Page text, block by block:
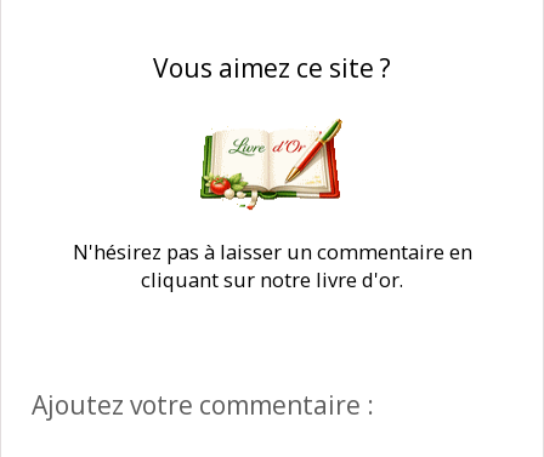
Vous aimez ce site ?
N'hésirez pas à laisser un commentaire en
cliquant sur notre livre d'or.
Ajoutez votre commentaire :